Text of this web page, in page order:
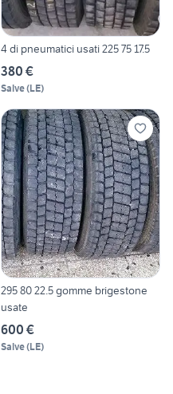
4 di pneumatici usati 225 75 17.5
380 €
Salve(LE)
295 80 22.5 gomme brigestone
usate
600 €
Salve(LE)